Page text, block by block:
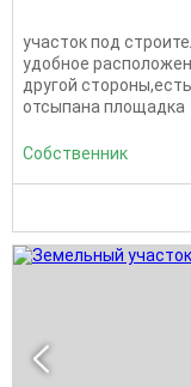
участок под
удобное
другой
отсыпана площадка
Собственник